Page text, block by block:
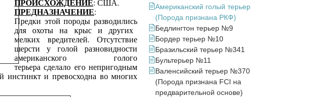
ПРОИСХОЖДЕНИЕ: США.
ПРЕДНАЗНАЧЕНИЕ:
Предки этойпородыразводились
для охоты на крыс и других
мелких вредителей. Отсутствие
шерсти у голой разновидности
американского голого
терьерасделало его непригодным
инстинкт ипревосходна во многих
Американский голый терьер
(Порода признана РКФ)
Бедлингтон терьер №9
Бордер терьер №10
Бразильский терьер №341
Бультерьер №11
Валенсийский терьер №370
(Порода признана FCI на
предварительной основе)